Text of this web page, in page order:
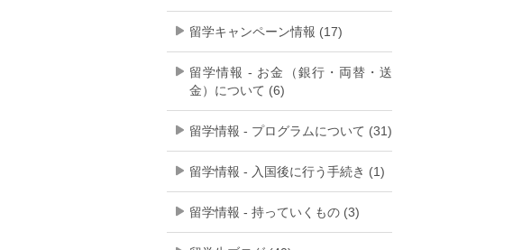
留学キャンペーン情報 (17)
留学情報 - お金（銀行・両替・送
金）について (6)
留学情報 - プログラムについて (31)
留学情報 - 入国後に行う手続き (1)
留学情報 - 持っていくもの (3)